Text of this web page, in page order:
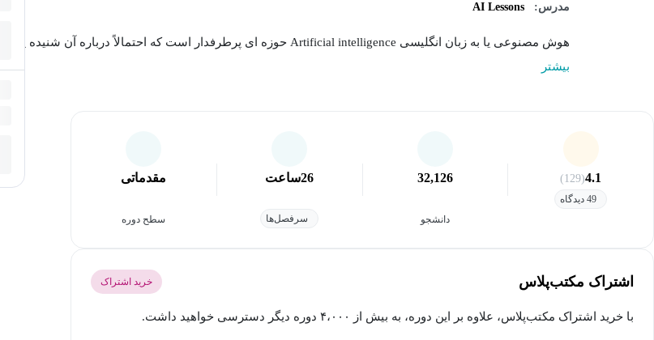
مدرس: AI Lessons
هوش مصنوعی یا به زبان انگلیسی Artificial intelligence حوزه ای پرطرفدار است که احتمالاً درباره آن شنیده یا...
بیشتر
4.1
(129)
49 دیدگاه
32,126
دانشجو
26ساعت
سرفصل‌ها
مقدماتی
سطح دوره
اشتراک مکتب‌پلاس خرید اشتراک
با خرید اشتراک مکتب‌پلاس، علاوه بر این دوره، به بیش از ۴،۰۰۰ دوره دیگر دسترسی خواهید داشت.